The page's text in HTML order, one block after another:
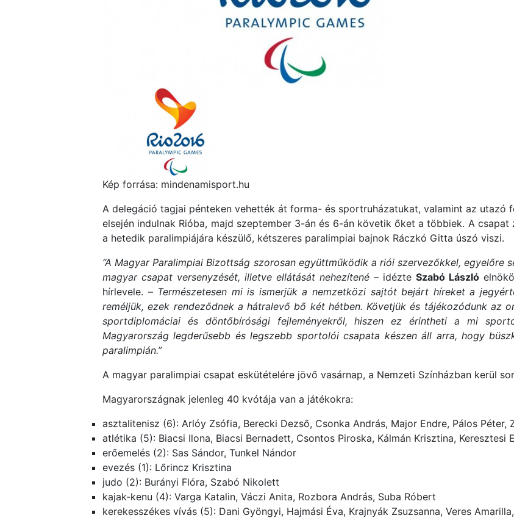
Kép forrása: mindenamisport.hu
A delegáció tagjai pénteken vehették át forma- és sportruházatukat, valamint az utazó
elsején indulnak Rióba, majd szeptember 3-án és 6-án követik őket a többiek. A
a hetedik paralimpiájára készülő, kétszeres paralimpiai bajnok Ráczkó Gitta úszó viszi.
“A Magyar Paralimpiai Bizottság szorosan együttműködik a riói szervezőkkel, egyelőre
magyar csapat versenyzését, illetve ellátását nehezítené – idézte Szabó László
hírlevele. – Természetesen mi is ismerjük a nemzetközi sajtót bejárt híreket a
reméljük, ezek rendeződnek a hátralevő bő két hétben. Követjük és tájékozódunk az
sportdiplomáciai és döntőbírósági fejleményekről, hiszen ez érintheti a mi
Magyarország legderűsebb és legszebb sportolói csapata készen áll arra, hogy
paralimpián.”
A magyar paralimpiai csapat eskütételére jövő vasárnap, a Nemzeti Színházban kerül
Magyarországnak jelenleg 40 kvótája van a játékokra:
asztalitenisz (6): Arlóy Zsófia, Berecki Dezső, Csonka András, Major Endre, Pálos Péter,
atlétika (5): Biacsi Ilona, Biacsi Bernadett, Csontos Piroska, Kálmán Krisztina, Keresztesi
erőemelés (2): Sas Sándor, Tunkel Nándor
evezés (1): Lőrincz Krisztina
judo (2): Burányi Flóra, Szabó Nikolett
kajak-kenu (4): Varga Katalin, Váczi Anita, Rozbora András, Suba Róbert
kerekesszékes vívás (5): Dani Gyöngyi, Hajmási Éva, Krajnyák Zsuzsanna, Veres